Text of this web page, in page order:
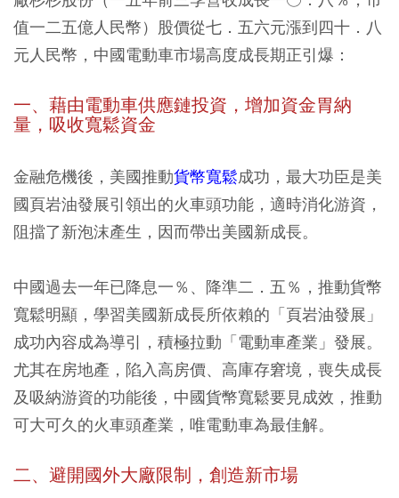
值一二五億人民幣）股價從七．五六元漲到四十．八
元人民幣，中國電動車市場高度成長期正引爆：
一、藉由電動車供應鏈投資，增加資金胃納
量，吸收寬鬆資金
金融危機後，美國推動貨幣寬鬆成功，最大功臣是美
國頁岩油發展引領出的火車頭功能，適時消化游資，
阻擋了新泡沫產生，因而帶出美國新成長。
中國過去一年已降息一％、降準二．五％，推動貨幣
寬鬆明顯，學習美國新成長所依賴的「頁岩油發展」
成功內容成為導引，積極拉動「電動車產業」發展。
尤其在房地產，陷入高房價、高庫存窘境，喪失成長
及吸納游資的功能後，中國貨幣寬鬆要見成效，推動
可大可久的火車頭產業，唯電動車為最佳解。
二、避開國外大廠限制，創造新市場